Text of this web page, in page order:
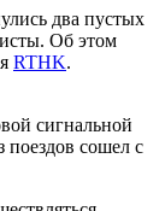
два пустых
Об этом
RTHK.
сигнальной
поездов сошел с